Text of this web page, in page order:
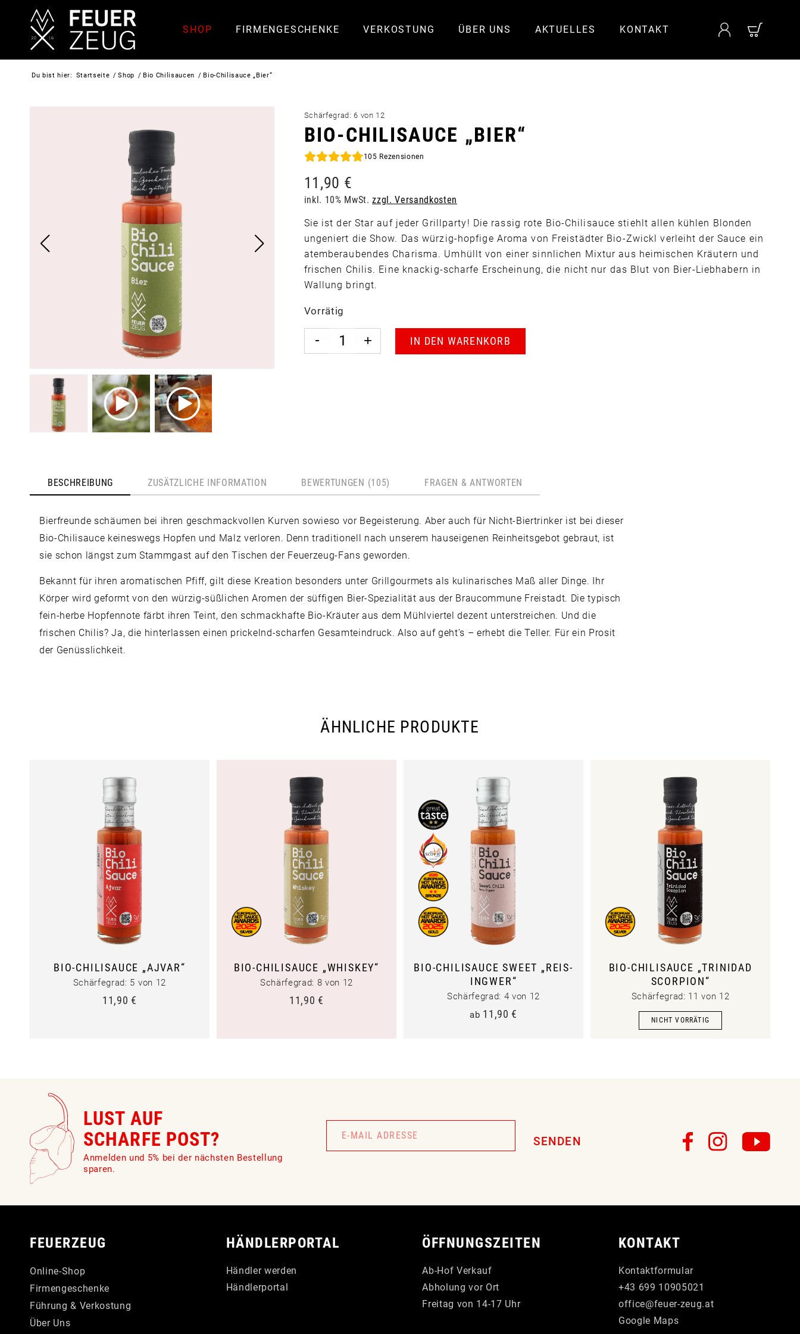
SHOP FIRMENGESCHENKE VERKOSTUNG ÜBER UNS AKTUELLES KONTAKT
Du bist hier: Startseite / Shop / Bio Chilisaucen / Bio-Chilisauce „Bier“
Schärfegrad: 6 von 12
BIO-CHILISAUCE „BIER“
105 Rezensionen
11,90 €
inkl. 10% MwSt.zzgl. Versandkosten
Sie ist der Star auf jeder Grillparty! Die rassig rote Bio-Chilisauce stiehlt allen kühlen Blonden
ungeniert die Show. Das würzig-hopfige Aroma von Freistädter Bio-Zwickl verleiht der Sauce ein
atemberaubendes Charisma. Umhüllt von einer sinnlichen Mixtur aus heimischen Kräutern und
frischen Chilis. Eine knackig-scharfe Erscheinung, die nicht nur das Blut von Bier-Liebhabern in
Wallung bringt.
Vorrätig
IN DEN WARENKORB
BESCHREIBUNG ZUSÄTZLICHE INFORMATION BEWERTUNGEN (105) FRAGEN & ANTWORTEN
Bierfreunde schäumen bei ihren geschmackvollen Kurven sowieso vor Begeisterung. Aber auch für Nicht-Biertrinker ist bei dieser
Bio-Chilisauce keineswegs Hopfen und Malz verloren. Denn traditionell nach unserem hauseigenen Reinheitsgebot gebraut, ist
sie schon längst zum Stammgast auf den Tischen der Feuerzeug-Fans geworden.
Bekannt für ihren aromatischen Pfiff, gilt diese Kreation besonders unter Grillgourmets als kulinarisches Maß aller Dinge. Ihr
Körper wird geformt von den würzig-süßlichen Aromen der süffigen Bier-Spezialität aus der Braucommune Freistadt. Die typisch
fein-herbe Hopfennote färbt ihren Teint, den schmackhafte Bio-Kräuter aus dem Mühlviertel dezent unterstreichen. Und die
frischen Chilis? Ja, die hinterlassen einen prickelnd-scharfen Gesamteindruck. Also auf geht’s – erhebt die Teller. Für ein Prosit
der Genüsslichkeit.
ÄHNLICHE PRODUKTE
BIO-CHILISAUCE „AJVAR“
Schärfegrad: 5 von 12
11,90 €
BIO-CHILISAUCE „WHISKEY“
Schärfegrad: 8 von 12
11,90 €
BIO-CHILISAUCE SWEET „REIS-
INGWER“
Schärfegrad: 4 von 12
ab 11,90 €
BIO-CHILISAUCE „TRINIDAD
SCORPION“
Schärfegrad: 11 von 12
LUST AUF
SCHARFE POST?
Anmelden und 5% bei der nächsten Bestellung
sparen.
Newsletter
Signup
SENDEN
FEUERZEUG
Online-Shop
Firmengeschenke
Führung & Verkostung
Über Uns
HÄNDLERPORTAL
Händler werden
Händlerportal
ÖFFNUNGSZEITEN
Ab-Hof Verkauf
Abholung vor Ort
Freitag von 14-17 Uhr
KONTAKT
Kontaktformular
+43 699 10905021
office@feuer-zeug.at
Google Maps